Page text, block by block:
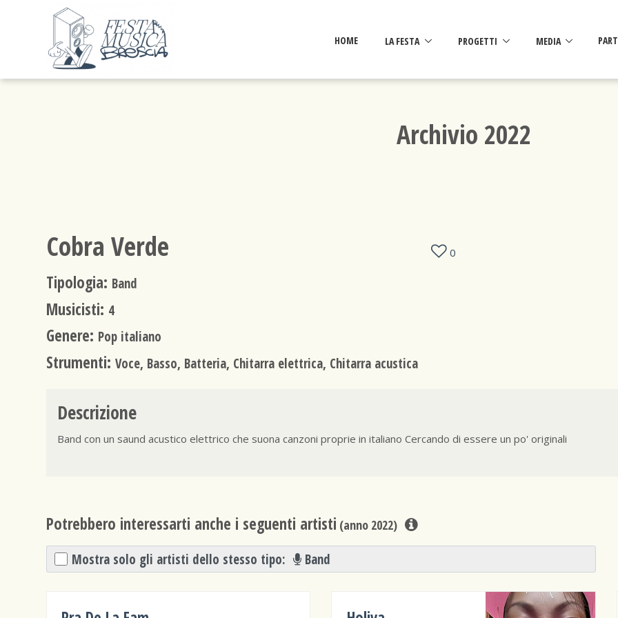
HOME LA FESTA PROGETTI MEDIA
Archivio 2022
Cobra Verde 0
Tipologia: Band
Musicisti: 4
Genere: Pop italiano
Strumenti: Voce, Basso, Batteria, Chitarra elettrica, Chitarra acustica
Descrizione
Band con un saund acustico elettrico che suona canzoni proprie in italiano Cercando di essere un po' originali
Potrebbero interessarti anche i seguenti artisti (anno 2022)
Mostra solo gli artisti dello stesso tipo: Band